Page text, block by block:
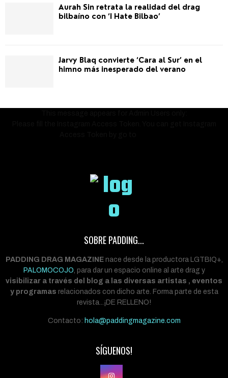
Aurah Sin retrata la realidad del drag
bilbaíno con ‘I Hate Bilbao’
Jarvy Blaq convierte ‘Cara al Sur’ en el
himno más inesperado del verano
SOBRE PADDING...
PADDING DRAG MAGAZINEnace desde la productora LGTBIQ+,
PALOMOCOJO, para dar un espacio online al arte drag y
visibilizar a través del blog a las diversas artistas , eventos
y programas relacionados con dicho arte. Forma parte de esta
revista...¡DE RELLENO!
Contacto: hola@paddingmagazine.com
SÍGUENOS!